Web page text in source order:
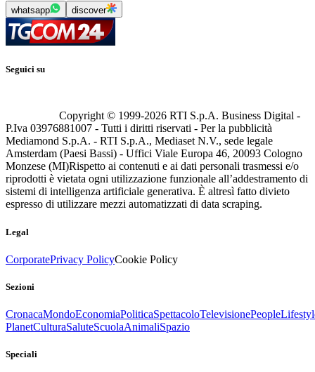
whatsapp discover
Seguici su
Copyright © 1999-2026 RTI S.p.A. Business Digital -
P.Iva 03976881007 - Tutti i diritti riservati - Per la pubblicità
Mediamond S.p.A. - RTI S.p.A., Mediaset N.V., sede legale
Amsterdam (Paesi Bassi) - Uffici Viale Europa 46, 20093 Cologno
Monzese (MI)Rispetto ai contenuti e ai dati personali trasmessi e/o
riprodotti è vietata ogni utilizzazione funzionale all’addestramento di
sistemi di intelligenza artificiale generativa. È altresì fatto divieto
espresso di utilizzare mezzi automatizzati di data scraping.
Legal
CorporatePrivacy PolicyCookie Policy
Sezioni
CronacaMondoEconomiaPoliticaSpettacoloTelevisionePeople
PlanetCulturaSaluteScuolaAnimaliSpazio
Speciali